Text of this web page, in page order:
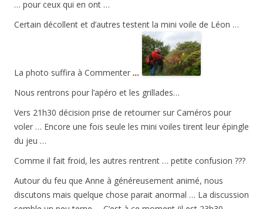
… pour ceux qui en ont …
Certain décollent et d’autres testent la mini voile de Léon …
La photo suffira à Commenter …
Nous rentrons pour l’apéro et les grillades…
Vers 21h30 décision prise de retourner sur Caméros pour
voler … Encore une fois seule les mini voiles tirent leur épingle
du jeu …
Comme il fait froid, les autres rentrent … petite confusion ???
Autour du feu que Anne à généreusement animé, nous
discutons mais quelque chose parait anormal … La discussion